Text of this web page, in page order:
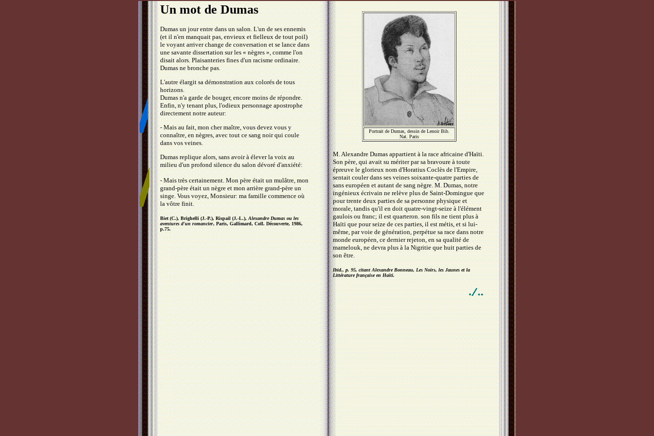
Un mot de Dumas
Dumas un jour entre dans un salon. L'un de ses ennemis
(et il n'en manquait pas, envieux et fielleux de tout poil)
le voyant arriver change de conversation et se lance dans
une savante dissertation sur les « nègres », comme l'on
disait alors. Plaisanteries fines d'un racisme ordinaire.
Dumas ne bronche pas.
L'autre élargit sa démonstration aux colorés de tous
horizons.
Dumas n'a garde de bouger, encore moins de répondre.
Enfin, n'y tenant plus, l'odieux personnage apostrophe
directement notre auteur:
- Mais au fait, mon cher maître, vous devez vous y
connaître, en nègres, avec tout ce sang noir qui coule
dans vos veines.
Dumas replique alors, sans avoir à élever la voix au
milieu d'un profond silence du salon dévoré d'anxiété:
- Mais très certainement. Mon père était un mulâtre, mon
grand-père était un nègre et mon arrière grand-père un
singe. Vous voyez, Monsieur: ma famille commence où
la vôtre finit.
Biet (C.), Brighelli (J.-P.), Rispail (J.-L.),Alexandre Dumas ou les
aventures d'un romancier, Paris, Gallimard, Coll. Découverte, 1986,
p.75.
Portrait de Dumas, dessin de Lenoir Bib.
Nat. Paris
M. Alexandre Dumas appartient à la race africaine d'Haïti.
Son père, qui avait su mériter par sa bravoure à toute
épreuve le glorieux nom d'Horatius Coclès de l'Empire,
sentait couler dans ses veines soixante-quatre parties de
sans européen et autant de sang nègre. M. Dumas, notre
ingénieux écrivain ne relève plus de Saint-Domingue que
pour trente deux parties de sa personne physique et
morale, tandis qu'il en doit quatre-vingt-seize à l'élément
gaulois ou franc; il est quarteron. son fils ne tient plus à
Haïti que pour seize de ces parties, il est métis, et si lui-
même, par voie de génération, perpétue sa race dans notre
monde européen, ce dernier rejeton, en sa qualité de
mamelouk, ne devra plus à la Nigritie que huit parties de
son être.
Ibid., p. 95, citant Alexandre Bonneau, Les Noirs, les Jaunes et la
Littérature française en Haïti.